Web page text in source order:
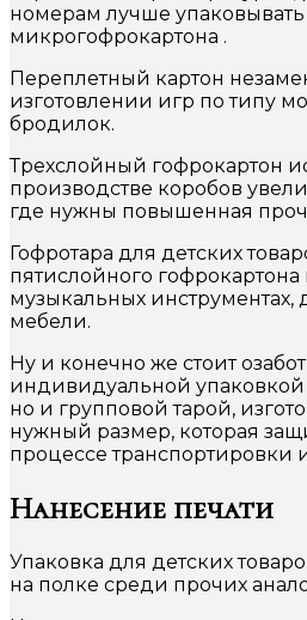
номерам лучше упаковывать
микрогофрокартона .
Переплетный картон
изготовлении игр по типу
бродилок.
Трехслойный гофрокартон
производстве коробов
где нужны повышенная
Гофротара для детских
пятислойного гофрокартона
музыкальных инструментах,
мебели.
Ну и конечно же стоит
индивидуальной упаковкой
но и групповой тарой,
нужный размер, которая
процессе транспортировки
Нанесение печати
Упаковка для детских
на полке среди прочих